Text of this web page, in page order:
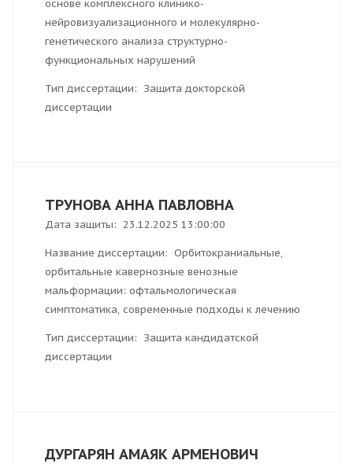
основе комплексного клинико-
нейровизуализационного и молекулярно-
генетического анализа структурно-
функциональных нарушений
Тип диссертации: Защита докторской
диссертации
ТРУНОВА АННА ПАВЛОВНА
Дата защиты: 23.12.2025 13:00:00
Название диссертации: Орбитокраниальные,
орбитальные кавернозные венозные
мальформации: офтальмологическая
симптоматика, современные подходы к лечению
Тип диссертации: Защита кандидатской
диссертации
ДУРГАРЯН АМАЯК АРМЕНОВИЧ